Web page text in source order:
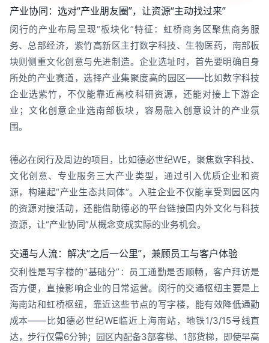
产业协同：选对“产业朋友圈”，让资源“主动找过来”
闵行的产业布局呈现“板块化”特征：虹桥商务区聚焦商务服
务、总部经济，紫竹高新区主打数字科技、生物医药，南部板
块则侧重文化创意与先进制造。企业选址时，首先要明确自身
所处的产业赛道，选择产业集聚度高的园区——比如数字科技
企业选紫竹，不仅能靠近高校科研资源，还能对接上下游企
业；文化创意企业选南部板块，容易融入创意设计的产业氛
围。
德必在闵行及周边的项目，比如德必世纪WE，聚焦数字科技、
文化创意、专业服务三大产业类型，通过引入优质企业和资
源，构建起“产业生态共同体”。入驻企业不仅能享受到园区内
的资源对接活动，还能借助德必的平台链接国内外文化与科技
资源，让“产业协同”从概念变成实际的业务机会。
交通与人流：解决“之后一公里”，兼顾员工与客户体验
交利性是写字楼的“基础分”：员工通勤是否顺畅，客户拜访是
否方便，直接影响企业的日常运营。闵行的交通枢纽主要是上
海南站和虹桥枢纽，靠近这些节点的写字楼，能有效降低通勤
成本——比如德必世纪WE临近上海南站，地铁1/3/15号线直
达，步行仅需6分钟；园区内配备3部客梯、1部货梯，即使早高